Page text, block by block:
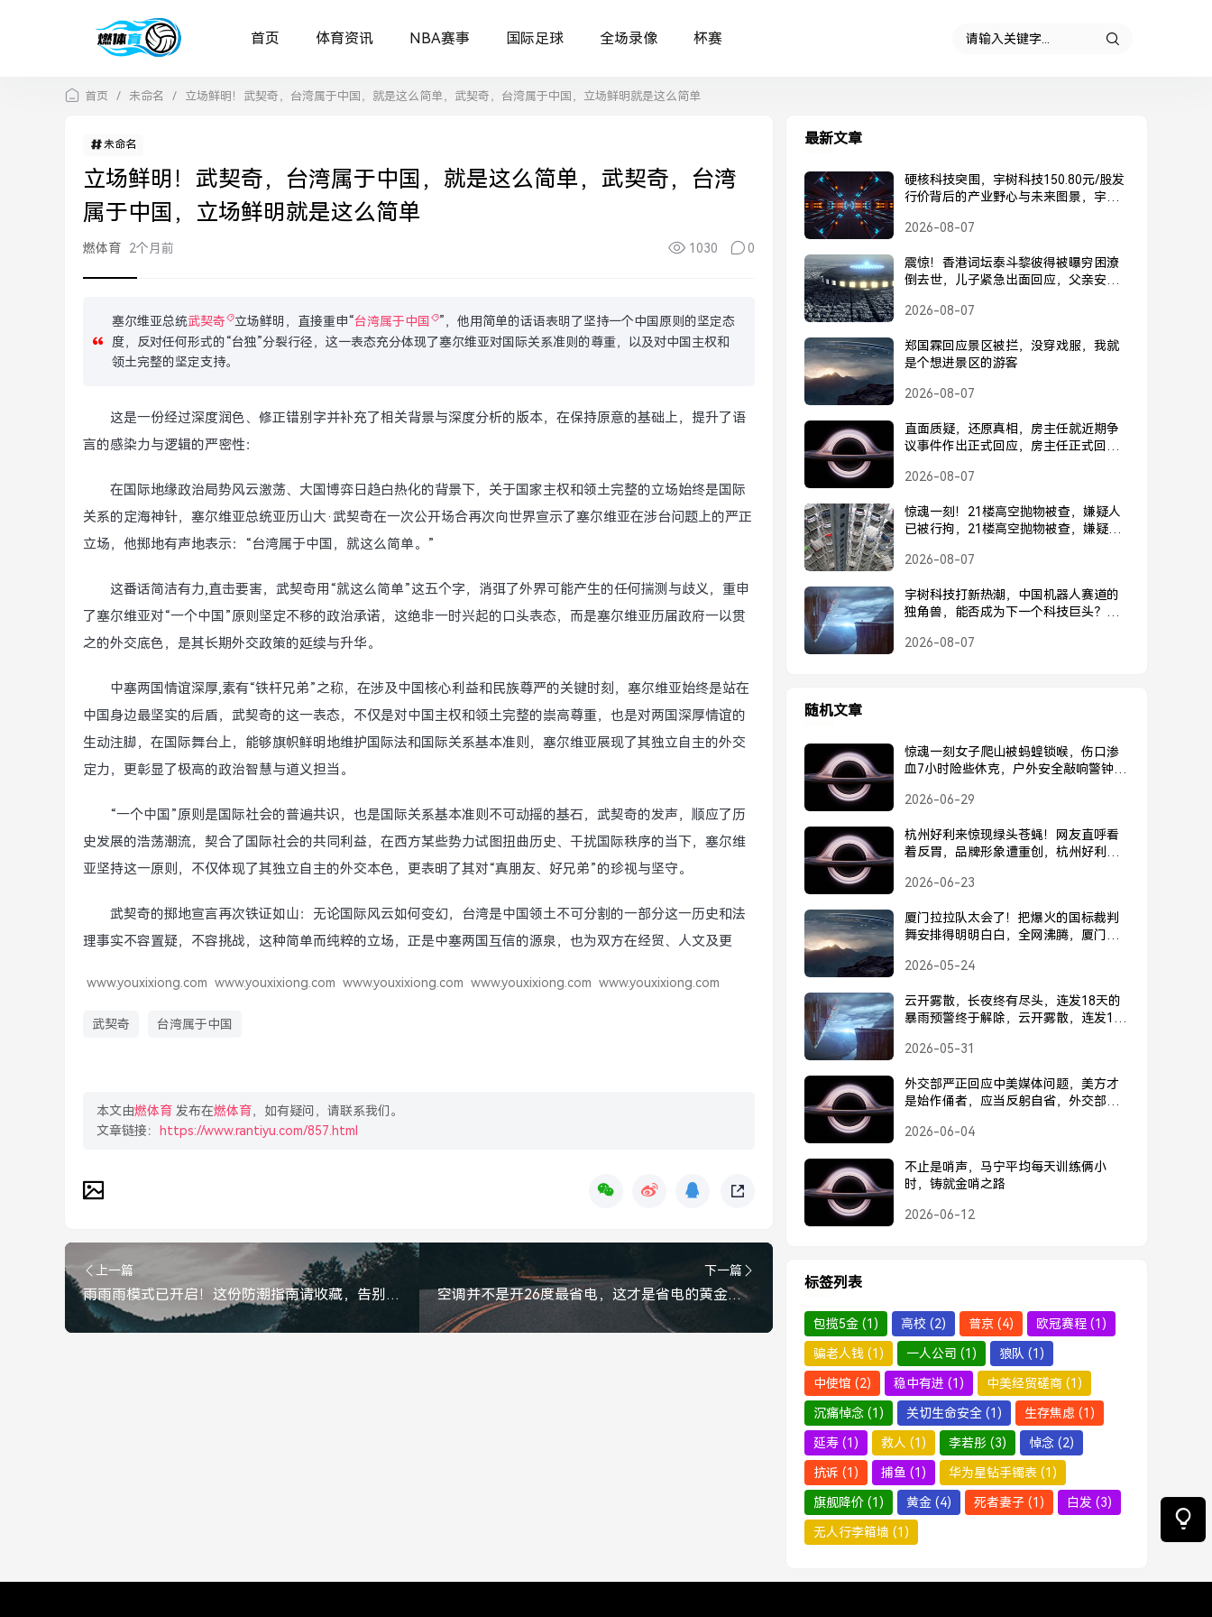
首页 体育资讯 NBA赛事 国际足球 全场录像 杯赛
首页 / 未命名 / 立场鲜明！武契奇，台湾属于中国，就是这么简单，武契奇，台湾属于中国，立场鲜明就是这么简单
未命名
立场鲜明！武契奇，台湾属于中国，就是这么简单，武契奇，台湾
属于中国，立场鲜明就是这么简单
燃体育 2个月前 1030 0
塞尔维亚总统武契奇 立场鲜明，直接重申“台湾属于中国
”，他用简单的话语表明了坚持一个中国原则的坚定态
度，反对任何形式的“台独”分裂行径，这一表态充分体现了塞尔维亚对国际关系准则的尊重，以及对中国主权和
领土完整的坚定支持。
这是一份经过深度润色、修正错别字并补充了相关背景与深度分析的版本，在保持原意的基础上，提升了语
言的感染力与逻辑的严密性：
在国际地缘政治局势风云激荡、大国博弈日趋白热化的背景下，关于国家主权和领土完整的立场始终是国际
关系的定海神针，塞尔维亚总统亚历山大·武契奇在一次公开场合再次向世界宣示了塞尔维亚在涉台问题上的严正
立场，他掷地有声地表示：“台湾属于中国，就这么简单。”
这番话简洁有力,直击要害，武契奇用“就这么简单”这五个字，消弭了外界可能产生的任何揣测与歧义，重申
了塞尔维亚对“一个中国”原则坚定不移的政治承诺，这绝非一时兴起的口头表态，而是塞尔维亚历届政府一以贯
之的外交底色，是其长期外交政策的延续与升华。
中塞两国情谊深厚,素有“铁杆兄弟”之称，在涉及中国核心利益和民族尊严的关键时刻，塞尔维亚始终是站在
中国身边最坚实的后盾，武契奇的这一表态，不仅是对中国主权和领土完整的崇高尊重，也是对两国深厚情谊的
生动注脚，在国际舞台上，能够旗帜鲜明地维护国际法和国际关系基本准则，塞尔维亚展现了其独立自主的外交
定力，更彰显了极高的政治智慧与道义担当。
“一个中国”原则是国际社会的普遍共识，也是国际关系基本准则不可动摇的基石，武契奇的发声，顺应了历
史发展的浩荡潮流，契合了国际社会的共同利益，在西方某些势力试图扭曲历史、干扰国际秩序的当下，塞尔维
亚坚持这一原则，不仅体现了其独立自主的外交本色，更表明了其对“真朋友、好兄弟”的珍视与坚守。
武契奇的掷地宣言再次铁证如山：无论国际风云如何变幻，台湾是中国领土不可分割的一部分这一历史和法
理事实不容置疑，不容挑战，这种简单而纯粹的立场，正是中塞两国互信的源泉，也为双方在经贸、人文及更
www.youxixiong.com www.youxixiong.com www.youxixiong.com www.youxixiong.com www.youxixiong.com
武契奇 台湾属于中国
本文由燃体育 发布在燃体育，如有疑问，请联系我们。
文章链接：
https://www.rantiyu.com/857.html
上一篇
雨雨雨模式已开启！这份防潮指南请收藏，告别湿身烦恼，雨雨雨模式开启！这份防潮指南请收好
下一篇
空调并不是开26度最省电，这才是省电的黄金法则，空调省电的黄金法则，这才是最省电的温度
最新文章
硬核科技突围，宇树科技150.80元/股发
行价背后的产业野心与未来图景，宇树
背后的产业野心与未来图景
2026-08-07
震惊！香港词坛泰斗黎彼得被曝穷困潦
倒去世，儿子紧急出面回应，父亲安
紧急回应，父亲安好并未离世
2026-08-07
郑国霖回应景区被拦，没穿戏服，我就
是个想进景区的游客
2026-08-07
直面质疑，还原真相，房主任就近期争
议事件作出正式回应，房主任正式回应
2026-08-07
惊魂一刻！21楼高空抛物被查，嫌疑人
已被行拘，21楼高空抛物被查，嫌疑人
2026-08-07
宇树科技打新热潮，中国机器人赛道的
独角兽，能否成为下一个科技巨头？宇
否成为下一个科技巨头？
2026-08-07
随机文章
惊魂一刻女子爬山被蚂蝗锁喉，伤口渗
血7小时险些休克，户外安全敲响警钟！
户外安全再敲警钟
2026-06-29
杭州好利来惊现绿头苍蝇！网友直呼看
着反胃，品牌形象遭重创，杭州好利来
象遭重创
2026-06-23
厦门拉拉队太会了！把爆火的国标裁判
舞安排得明明白白，全网沸腾，厦门拉
白，全网沸腾
2026-05-24
云开雾散，长夜终有尽头，连发18天的
暴雨预警终于解除，云开雾散，连发18
2026-05-31
外交部严正回应中美媒体问题，美方才
是始作俑者，应当反躬自省，外交部回
反躬自省
2026-06-04
不止是哨声，马宁平均每天训练俩小
时，铸就金哨之路
2026-06-12
标签列表
包揽5金 (1) 高校 (2) 普京 (4) 欧冠赛程 (1)
骗老人钱 (1) 一人公司 (1) 狼队 (1)
中使馆 (2) 稳中有进 (1) 中美经贸磋商 (1)
沉痛悼念 (1) 关切生命安全 (1) 生存焦虑 (1)
延寿 (1) 救人 (1) 李若彤 (3) 悼念 (2)
抗诉 (1) 捕鱼 (1) 华为星钻手镯表 (1)
旗舰降价 (1) 黄金 (4) 死者妻子 (1) 白发 (3)
无人行李箱墙 (1)